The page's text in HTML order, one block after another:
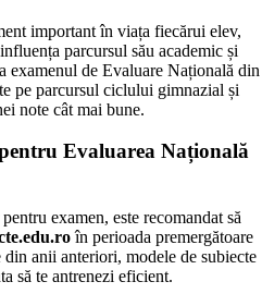
important în viața fiecărui elev,
parcursul său academic și
examenul de Evaluare Națională din
pe parcursul ciclului gimnazial și
note cât mai bune.
Evaluarea Națională
examen, este recomandat să
în perioada premergătoare
anii anteriori, modele de subiecte
să te antrenezi eficient.